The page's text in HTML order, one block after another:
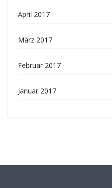
April 2017
März 2017
Februar 2017
Januar 2017